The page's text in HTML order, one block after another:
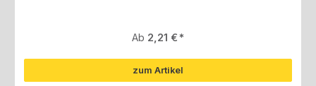
Regulärer Preis:
Ab 2,21 €
zum Artikel